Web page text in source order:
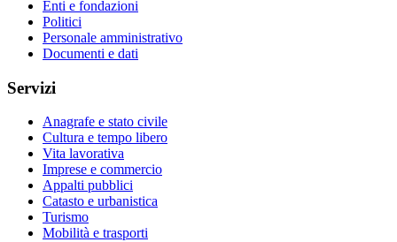
Enti e fondazioni
Politici
Personale amministrativo
Documenti e dati
Servizi
Anagrafe e stato civile
Cultura e tempo libero
Vita lavorativa
Imprese e commercio
Appalti pubblici
Catasto e urbanistica
Turismo
Mobilità e trasporti